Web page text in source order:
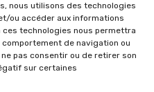
nous utilisons des technologies
ou accéder aux informations
technologies nous permettra
de navigation ou
pas consentir ou de retirer son
sur certaines
Légales
cookies